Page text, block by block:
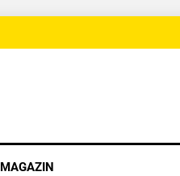
MAGAZIN